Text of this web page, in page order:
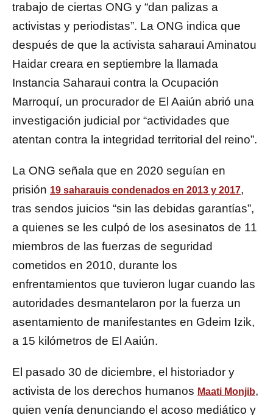
trabajo de ciertas ONG y “dan palizas a
activistas y periodistas”. La ONG indica que
después de que la activista saharaui Aminatou
Haidar creara en septiembre la llamada
Instancia Saharaui contra la Ocupación
Marroquí, un procurador de El Aaiún abrió una
investigación judicial por “actividades que
atentan contra la integridad territorial del reino”.
La ONG señala que en 2020 seguían en
prisión 19 saharauis condenados en 2013 y 2017,
tras sendos juicios “sin las debidas garantías”,
a quienes se les culpó de los asesinatos de 11
miembros de las fuerzas de seguridad
cometidos en 2010, durante los
enfrentamientos que tuvieron lugar cuando las
autoridades desmantelaron por la fuerza un
asentamiento de manifestantes en Gdeim Izik,
a 15 kilómetros de El Aaiún.
El pasado 30 de diciembre, el historiador y
activista de los derechos humanos Maati Monjib,
quien venía denunciando el acoso mediático y